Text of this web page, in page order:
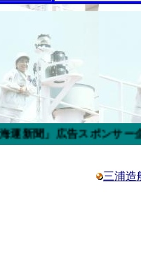
ポンサー企業
三浦造